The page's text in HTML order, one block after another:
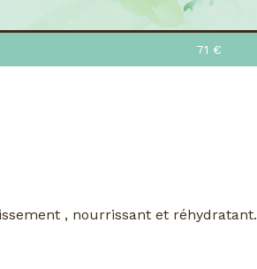
71 €
, nourrissant et réhydratant.